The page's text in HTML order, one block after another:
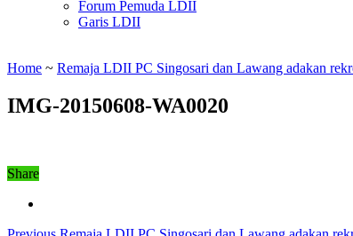
Forum Pemuda LDII
Garis LDII
Home ~ Remaja LDII PC Singosari dan Lawang adakan
IMG-20150608-WA0020
Share